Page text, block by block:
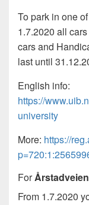
To park in one
1.7.2020 all
cars and
last until
English info:
https://
university
More: https://
For
From 1.7.2020